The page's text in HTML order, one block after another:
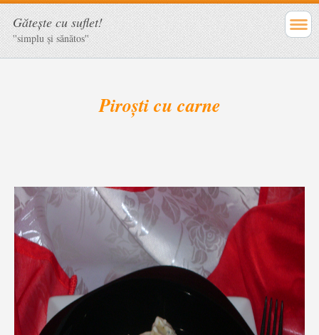
Găteşte cu suflet!
''simplu şi sănătos''
Piroști cu carne